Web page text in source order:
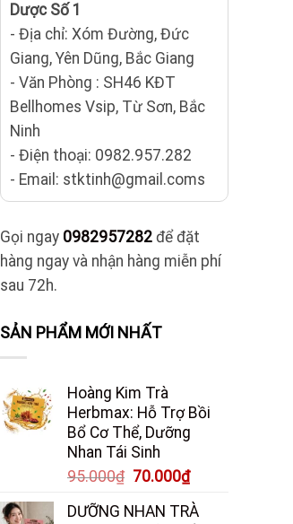
Dược Số 1
- Địa chỉ: Xóm Đường, Đức
Giang, Yên Dũng, Bắc Giang
- Văn Phòng : SH46 KĐT
Bellhomes Vsip, Từ Sơn, Bắc
Ninh
- Điện thoại: 0982.957.282
- Email: stktinh@gmail.coms
Gọi ngay 0982957282 để đặt
hàng ngay và nhận hàng miễn phí
sau 72h.
SẢN PHẨM MỚI NHẤT
Hoàng Kim Trà
Herbmax: Hỗ Trợ Bồi
Bổ Cơ Thể, Dưỡng
Nhan Tái Sinh
95.000₫ Giá
là:
70.000₫Giá
tại
DƯỠNG NHAN TRÀ